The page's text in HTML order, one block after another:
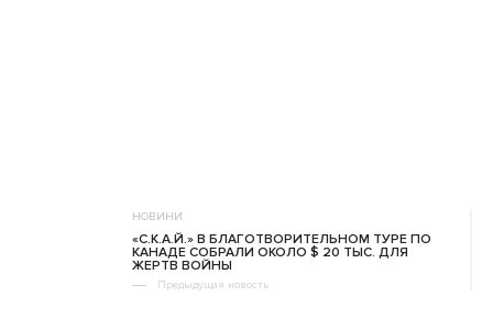
НОВИНИ
«С.К.А.Й.» В БЛАГОТВОРИТЕЛЬНОМ ТУРЕ ПО
КАНАДЕ СОБРАЛИ ОКОЛО $ 20 ТЫС. ДЛЯ
ЖЕРТВ ВОЙНЫ
Предыдущая новость